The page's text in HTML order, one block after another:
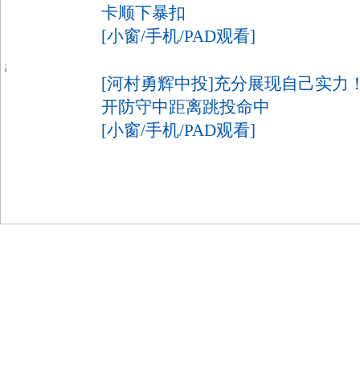
卡顺下暴扣
[小窗/手机/PAD观看]
[河村勇辉中投]充分展现自己实力
开防守中距离跳投命中
[小窗/手机/PAD观看]